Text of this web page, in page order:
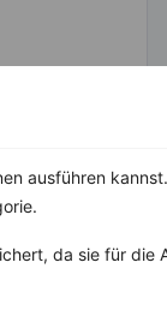
ausführen
da sie für die